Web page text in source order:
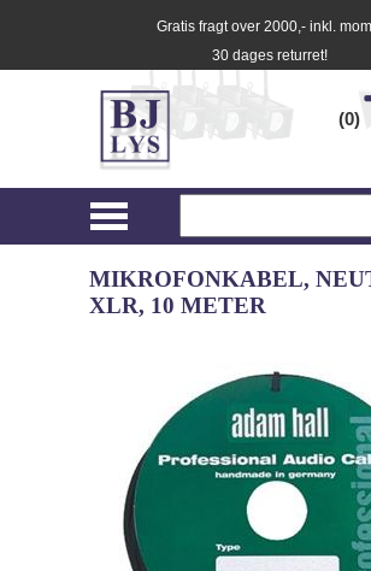
Gratis fragt over 2000,- inkl.
30 dages returret!
(0)
MIKROFONKABEL,
XLR, 10 METER